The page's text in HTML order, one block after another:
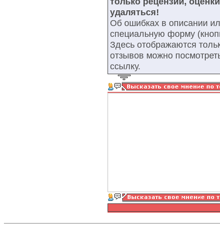
удаляться!
Об ошибках в описании
специальную форму
Здесь отображаются
отзывов можно
ссылку.